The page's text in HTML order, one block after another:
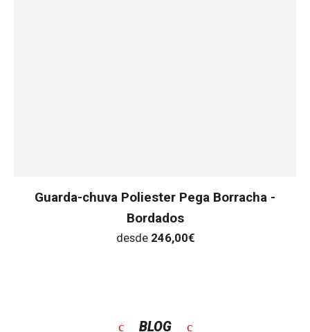
Guarda-chuva Poliester Pega Borracha -
Bordados
desde 246,00€
BLOG